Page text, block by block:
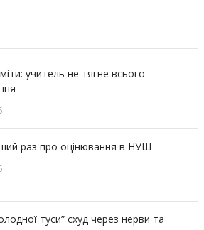
учитель не тягне всього
раз про оцінювання в НУШ
туси” схуд через нерви та